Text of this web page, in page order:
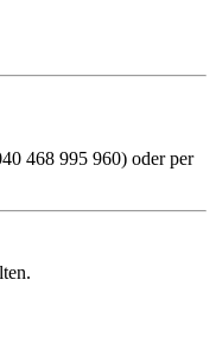
468 995 960) oder per